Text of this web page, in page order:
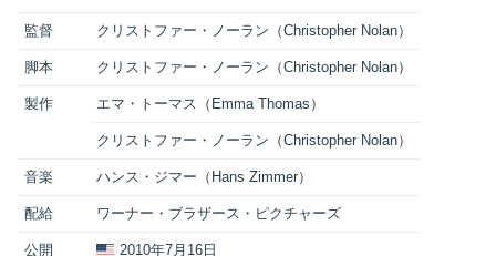
監督 クリストファー・ノーラン（Christopher Nolan）
脚本 クリストファー・ノーラン（Christopher Nolan）
製作 エマ・トーマス（Emma Thomas）
クリストファー・ノーラン（Christopher Nolan）
音楽 ハンス・ジマー（Hans Zimmer）
配給 ワーナー・ブラザース・ピクチャーズ
公開 2010年7月16日